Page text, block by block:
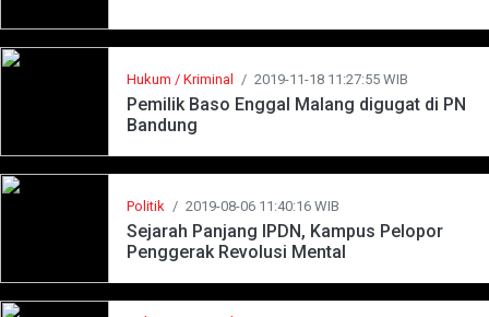
Hukum / Kriminal / 2019-11-18 11:27:55 WIB
Pemilik Baso Enggal Malang digugat di PN
Bandung
Politik / 2019-08-06 11:40:16 WIB
Sejarah Panjang IPDN, Kampus Pelopor
Penggerak Revolusi Mental